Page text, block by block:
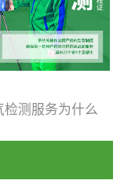
的空间范围小，
具、装饰多，这
...
检测服务为什么